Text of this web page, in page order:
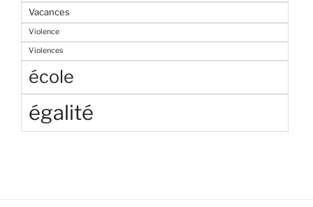
Vacances
Violence
Violences
école
égalité